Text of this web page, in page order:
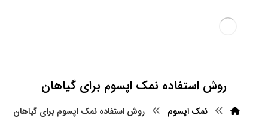
روش استفاده نمک اپسوم برای گیاهان
نمک اپسوم روش استفاده نمک اپسوم برای گیاهان